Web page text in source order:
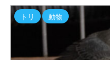
トリ 動物